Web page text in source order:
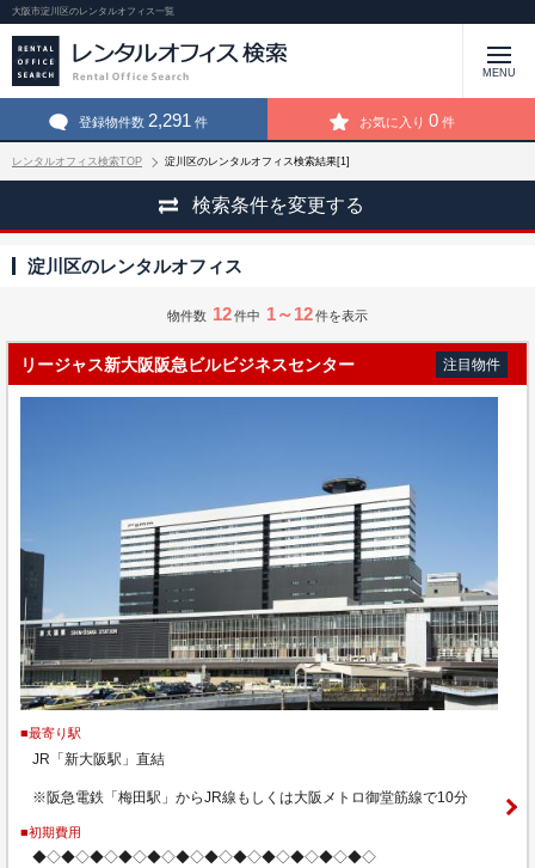
大阪市淀川区のレンタルオフィス一覧
MENU
登録物件数 2,291 件 お気に入り 0 件
レンタルオフィス検索TOP 淀川区のレンタルオフィス検索結果[1]
検索条件を変更する
淀川区のレンタルオフィス
物件数 12件中 1～12件を表示
リージャス新大阪阪急ビルビジネスセンター 注目物件
■最寄り駅
JR「新大阪駅」直結
※阪急電鉄「梅田駅」からJR線もしくは大阪メトロ御堂筋線で10分
■初期費用
◆◇◆◇◆◇◆◇◆◇◆◇◆◇◆◇◆◇◆◇◆◇◆◇